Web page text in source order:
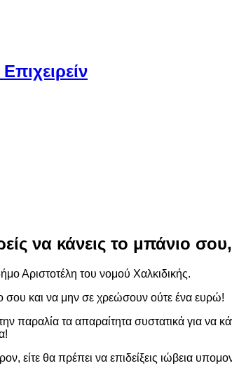
να κάνεις το μπάνιο
Αριστοτέλη του νομού Χαλκιδικής.
σου και να μην σε χρεώσουν ούτε ένα ευρώ!
παραλία τα απαραίτητα συστατικά για να
είτε θα πρέπει να επιδείξεις ιώβεια